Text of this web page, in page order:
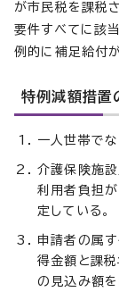
が市民税を課税
要件すべてに該
例的に補足給付
特例減額措置
一人世帯でな
介護保険施
利用者負担
定している。
申請者の属
得金額と課
の見込み額